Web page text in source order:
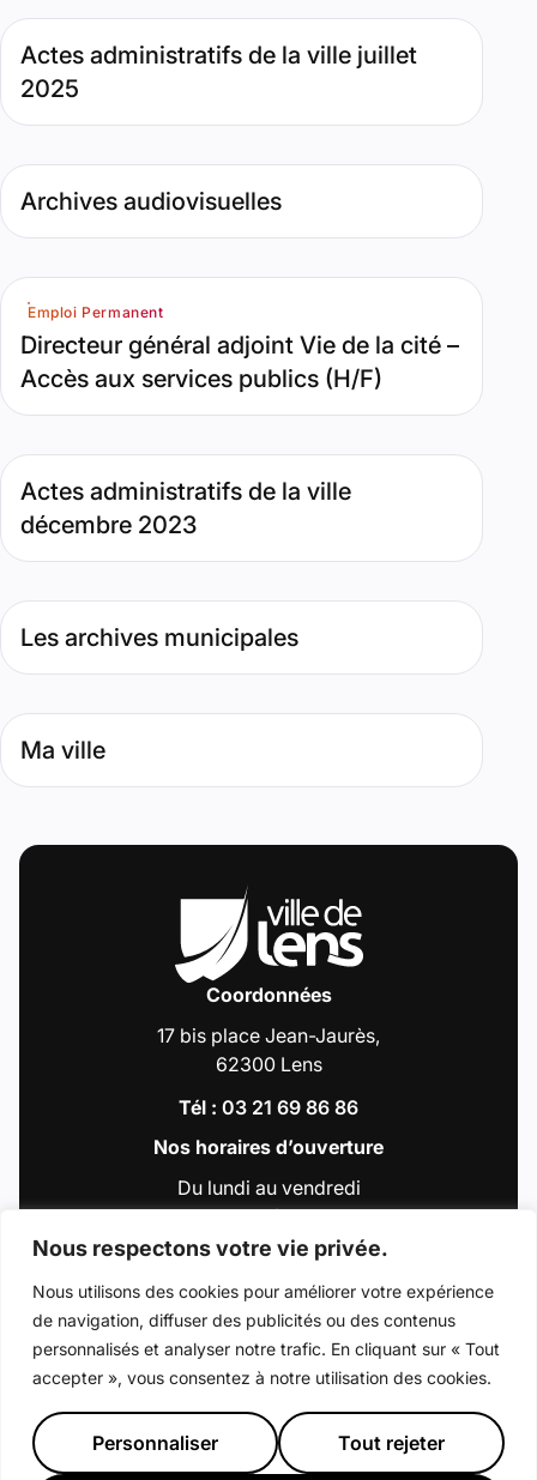
Nous respectons votre vie privée.
Nous utilisons des cookies pour améliorer votre expérience
de navigation, diffuser des publicités ou des contenus
personnalisés et analyser notre trafic. En cliquant sur « Tout
accepter », vous consentez à notre utilisation des cookies.
Personnaliser Tout rejeter
Actes administratifs de la ville juillet
2025
Type de contenu : Page. Date : août 7, 2025. Pertinence :
Archives audiovisuelles
Type de contenu : Page. Date : novembre 12, 2024
Emploi Permanent
Directeur général adjoint Vie de la cité –
Accès aux services publics (H/F)
Catégorie(s) : Emploi Permanent. Date : juin 16, 2026
Actes administratifs de la ville
décembre 2023
Type de contenu : Page. Date : janvier 4, 2024
Les archives municipales
Type de contenu : Page. Date : avril 9, 2019
Ma ville
Type de contenu : Page. Date : novembre 8, 2018
Coordonnées
17 bis place Jean-Jaurès,
62300 Lens
Tél : 03 21 69 86 86
Nos horaires d’ouverture
Du lundi au vendredi
de 9h00 à 12h30
et de 13h30 à 18h00
Accéder au compte : Facebook (Lien
Accéder au compte : Instagram (Lien
Accéder au compte : Linkedin
Accéder au compte :
Accéder au compte :
Déclaration d’accessibilité
Préférence de consentement
Crédits : La Jungle